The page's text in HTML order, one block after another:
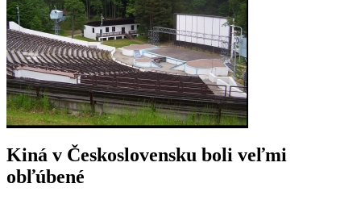
Kiná v Československu boli veľmi
obľúbené